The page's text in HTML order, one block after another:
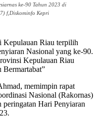
ke-90 Tahun 2023 di
f,Diskominfo Kepri
Kepulauan Riau terpilih
Nasional yang ke-90.
Kepulauan Riau
Bermartabat”
memimpin rapat
Nasional (Rakornas)
Hari Penyiaran